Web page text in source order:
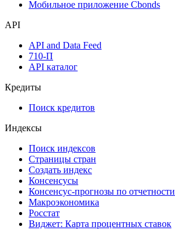
Мобильное приложение Cbonds
API
API and Data Feed
710-П
API каталог
Кредиты
Поиск кредитов
Индексы
Поиск индексов
Страницы стран
Создать индекс
Консенсусы
Консенсус-прогнозы по отчетности
Макроэкономика
Росстат
Виджет: Карта процентных ставок